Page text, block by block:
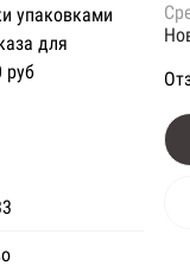
упаковками
для
руб